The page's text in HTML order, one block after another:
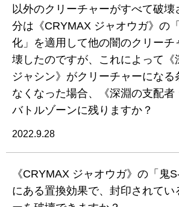
以外のクリーチャーがすべて破壊
分は《CRYMAX ジャオウガ》の
化」を適用して他の闇のクリーチ
壊したのですが、これによって《
ジャシン》がクリーチャーになる
なくなった場合、《深淵の支配者
バトルゾーンに残りますか？
2022.9.28
《CRYMAX ジャオウガ》の「鬼
にある置換効果で、封印されてい